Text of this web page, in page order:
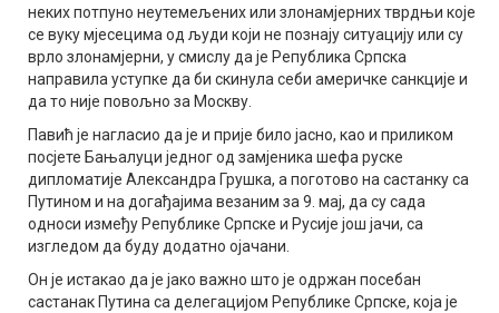
неких потпуно неутемељених или злонамјерних тврдњи које
се вуку мјесецима од људи који не познају ситуацију или су
врло злонамјерни, у смислу да је Република Српска
направила уступке да би скинула себи америчке санкције и
да то није повољно за Москву.
Павић је нагласио да је и прије било јасно, као и приликом
посјете Бањалуци једног од замјеника шефа руске
дипломатије Александра Грушка, а поготово на састанку са
Путином и на догађајима везаним за 9. мај, да су сада
односи између Републике Српске и Русије још јачи, са
изгледом да буду додатно ојачани.
Он је истакао да је јако важно што је одржан посебан
састанак Путина са делегацијом Републике Српске, која је